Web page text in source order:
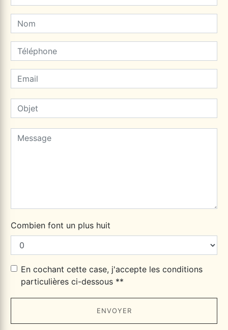
Combien font un plus huit
En cochant cette case, j'accepte les conditions
particulières ci-dessous **
ENVOYER